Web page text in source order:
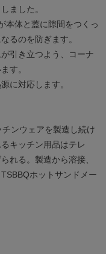
ました。
本体と蓋に隙間をつくっ
るのを防ぎます。
引き立つよう、コーナ
す。
に対応します。
ンウェアを製造し続け
キッチン用品はテレ
れる。製造から溶接、
ホットサンドメー